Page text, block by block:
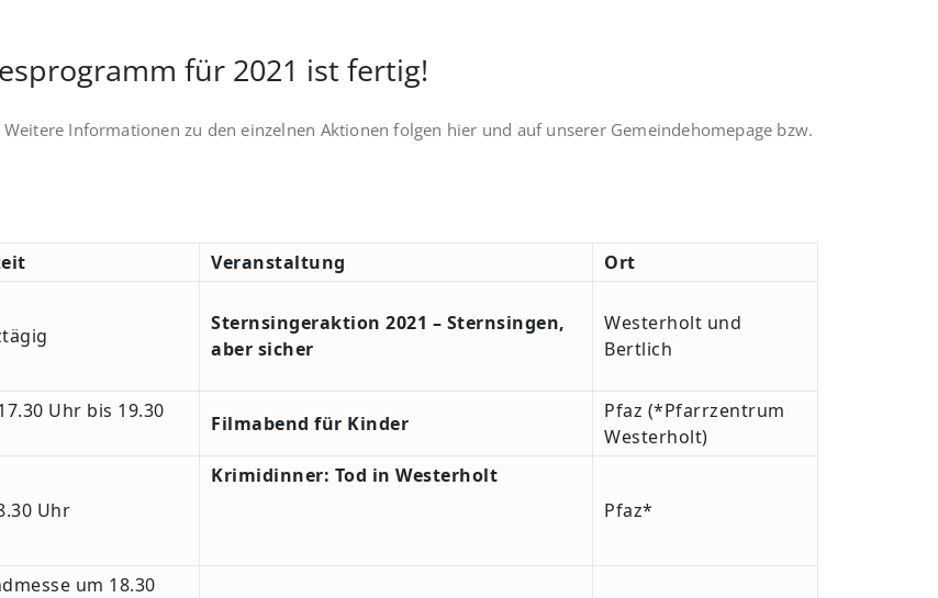
für 2021 ist fertig!
Weitere Informationen zu den einzelnen Aktionen folgen hier und auf unserer Gemeindehomepage bzw.
Veranstaltung
Ort
Sternsingeraktion 2021 – Sternsingen,
aber sicher
Westerholt und
Bertlich
Uhr bis 19.30
Filmabend für Kinder
Pfaz (*Pfarrzentrum
Westerholt)
Uhr
Krimidinner: Tod in Westerholt
Pfaz*
um 18.30